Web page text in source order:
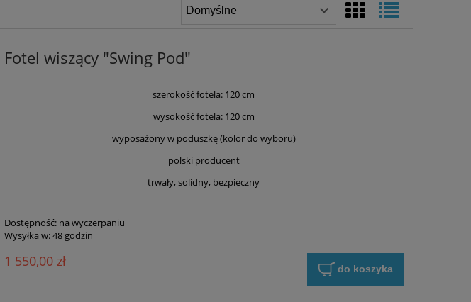
Fotel wiszący "Swing Pod"
szerokość fotela: 120 cm
wysokość fotela: 120 cm
wyposażony w poduszkę (kolor do wyboru)
polski producent
trwały, solidny, bezpieczny
Dostępność: na wyczerpaniu
Wysyłka w:48 godzin
1 550,00 zł do koszyka